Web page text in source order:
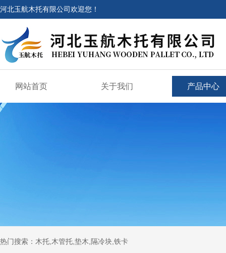
河北玉航木托有限公司欢迎您！
网站首页 关于我们 产品中心
热门搜索：木托,木管托,垫木,隔冷块,铁卡